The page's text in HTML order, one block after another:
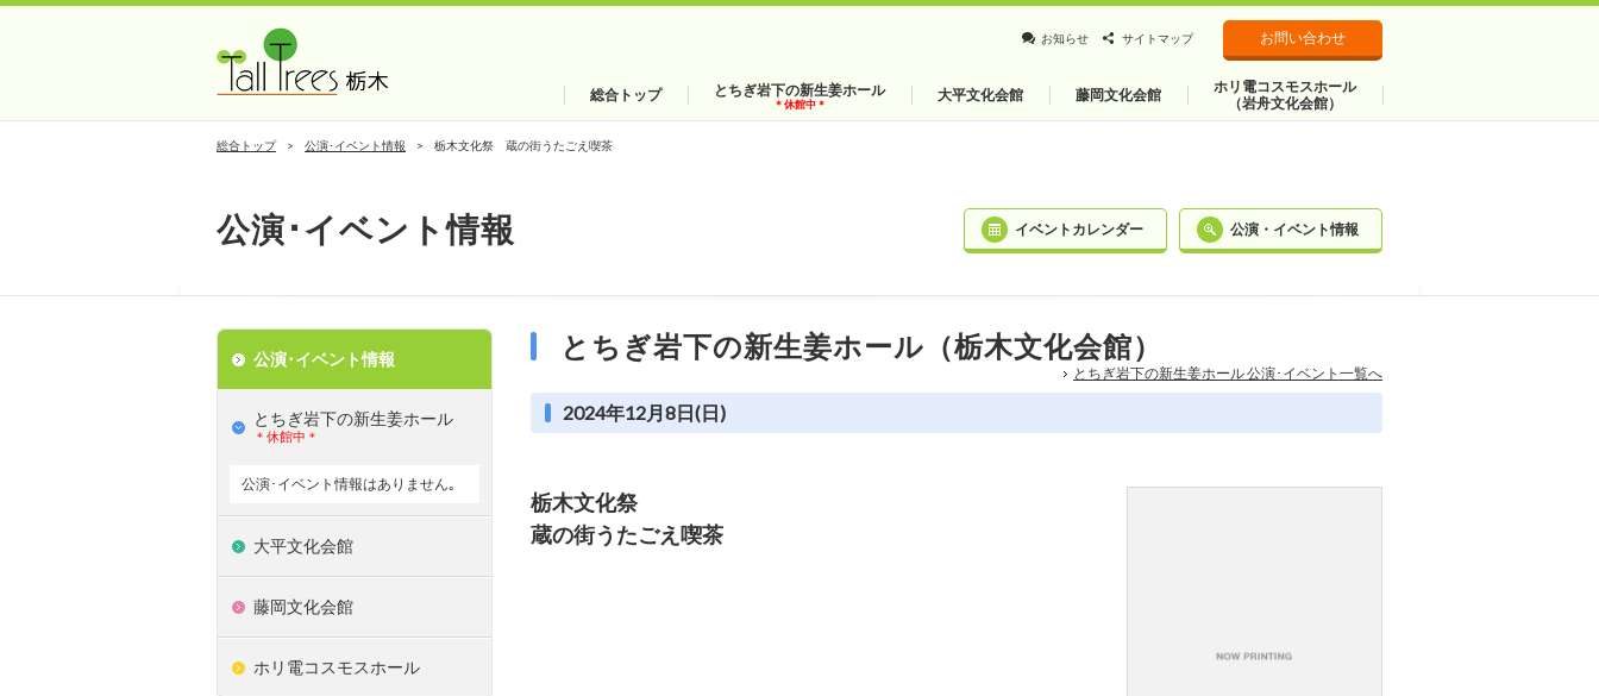
総合トップ とちぎ岩下の新生姜ホール
＊休館中＊ 大平文化会館 藤岡文化会館
ホリ電コスモスホール
（岩舟文化会館）
お知らせ サイトマップ お問い合わせ
総合トップ 公演･イベント情報 栃木文化祭 蔵の街うたごえ喫茶
公演･イベント情報 イベントカレンダー 公演・イベント情報
とちぎ岩下の新生姜ホール（栃木文化会館）
とちぎ岩下の新⽣姜ホール 公演･イベント一覧へ
2024年12月8日(日)
栃木文化祭
蔵の街うたごえ喫茶
公演･イベント情報
とちぎ岩下の新⽣姜ホール
＊休館中＊
公演･イベント情報はありません｡
大平文化会館
藤岡文化会館
ホリ電コスモスホール